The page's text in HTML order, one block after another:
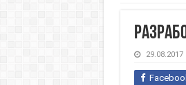
29.08.2017